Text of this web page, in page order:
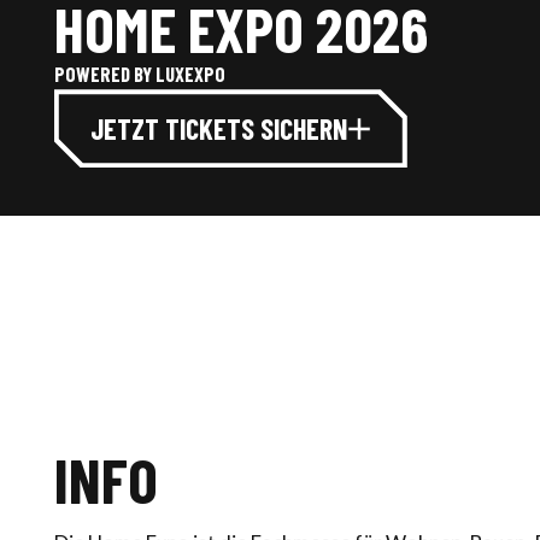
HOME EXPO 2026
POWERED BY LUXEXPO
JETZT TICKETS SICHERN
INFO